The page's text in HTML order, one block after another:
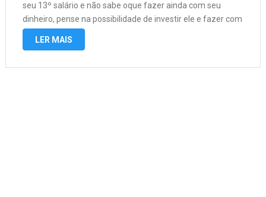
seu 13º salário e não sabe oque fazer ainda com seu
dinheiro, pense na possibilidade de investir ele e fazer com
que ele renda mais para …
LER MAIS